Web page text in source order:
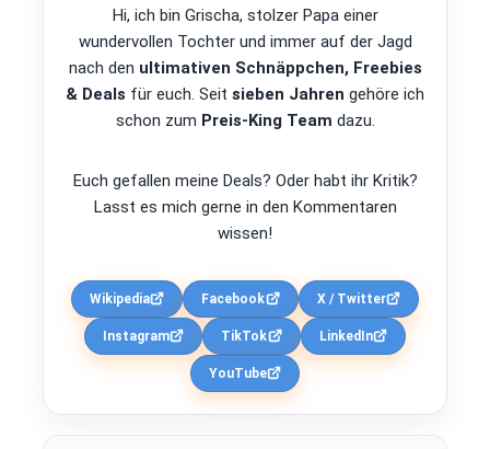
Hi, ich bin Grischa, stolzer Papa einer
wundervollen Tochter und immer auf der Jagd
nach den ultimativen Schnäppchen, Freebies
& Deals für euch. Seit sieben Jahren gehöre ich
schon zum Preis-King Team dazu.
Euch gefallen meine Deals? Oder habt ihr Kritik?
Lasst es mich gerne in den Kommentaren
wissen!
Wikipedia Facebook X / Twitter
Instagram TikTok LinkedIn
YouTube